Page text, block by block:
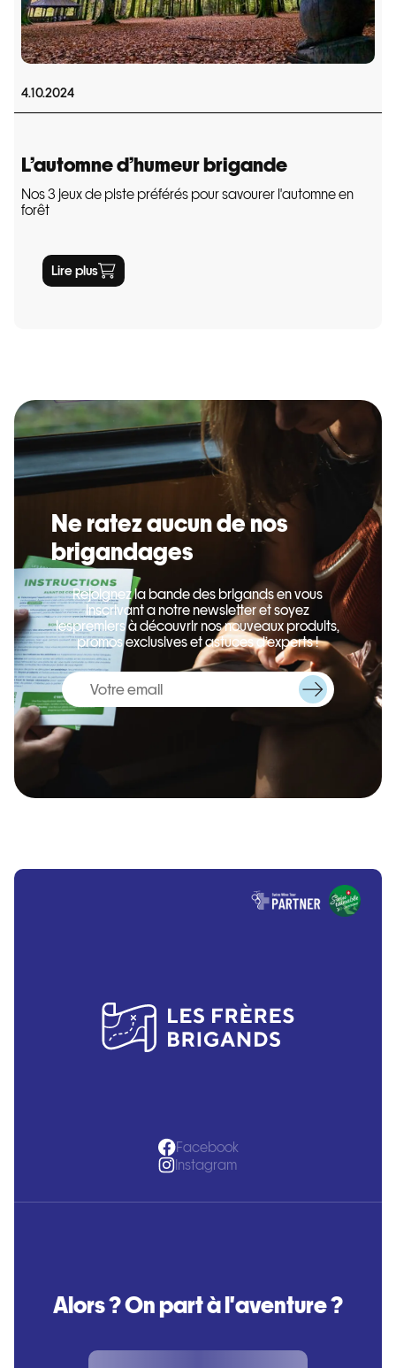
4.10.2024
L’automne d’humeur brigande
Nos 3 jeux de piste préférés pour savourer l'automne en
forêt
Lire plus
Ne ratez aucun de nos
brigandages
Rejoignez la bande des brigands en vous
inscrivant a notre newsletter et soyez
lespremiers à découvrir nos nouveaux produits,
promos exclusives et astuces d’experts !
Facebook
Instagram
Alors ? On part à l'aventure ?